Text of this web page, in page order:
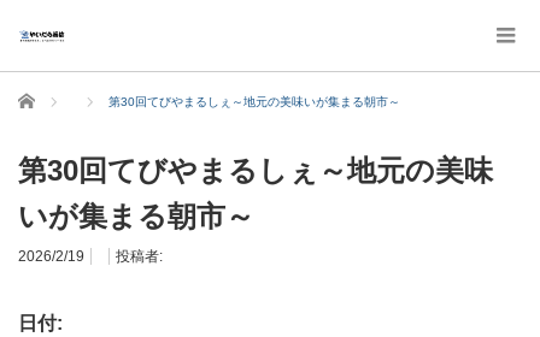
ホーム 第30回てびやまるしぇ～地元の美味いが集まる朝市～
第30回てびやまるしぇ～地元の美味
いが集まる朝市～
2026/2/19 投稿者:
日付: